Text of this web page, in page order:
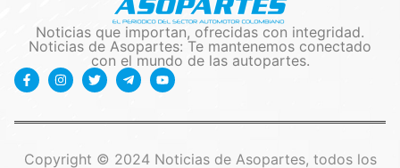
Noticias que importan, ofrecidas con integridad.
Noticias de Asopartes: Te mantenemos conectado
con el mundo de las autopartes.
Copyright © 2024 Noticias de Asopartes, todos los